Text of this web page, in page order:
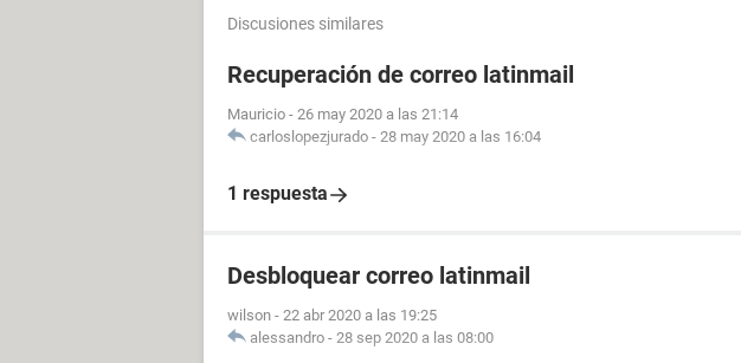
Discusiones similares
Recuperación de correo latinmail
Mauricio - 26 may 2020 a las 21:14
carloslopezjurado - 28 may 2020 a las 16:04
1 respuesta
Desbloquear correo latinmail
wilson - 22 abr 2020 a las 19:25
alessandro - 28 sep 2020 a las 08:00